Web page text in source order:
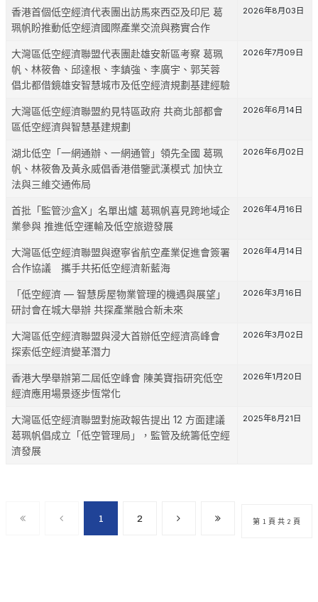
數
香港首個低空經濟代表團出訪馬來西亞及印尼 葛
珮帆盼推動低空經濟國際產業交流與務實合作
2026年8月03日
大灣區低空經濟聯盟代表團赴雄安新區考察 葛珮
帆、林筱魯、邱達根、李鎮強、李廣宇、郭芙蓉
倡北都借鏡雄安智慧城市及低空經濟規劃基建經驗
2026年7月09日
大灣區低空經濟聯盟約見特區政府 共商北部都會
區低空經濟與智慧基建規劃
2026年6月14日
湖北低空「一網通辦、一網通管」領先全國 葛珮
帆、林筱魯及黃永威倡香港借鑒武漢模式 加快立
法與三維交通佈局
2026年6月02日
首批「監管沙盒X」名單出爐 葛珮帆喜見跨地域企
業參與 推進低空運輸及低空旅遊發展
2026年4月16日
大灣區低空經濟聯盟與遼寧省航空產業促進會簽署
合作協議 攜手共拓低空經濟新藍海
2026年4月14日
「低空經濟 — 智慧房屋物業管理的機遇與展望」
研討會在城大舉辦 共探產業融合新未來
2026年3月16日
大灣區低空經濟聯盟與浸大首辦低空經濟高峰會
探索低空經濟變革潛力
2026年3月02日
香港大學舉辦第二屆低空峰會 陳美寶指研究低空
經濟應用場景逐步恆常化
2026年1月20日
大灣區低空經濟聯盟對施政報告提出 12 方面建議
葛珮帆倡成立「低空管理局」，監管及統籌低空經
濟發展
2025年8月21日
1 2 第 1 頁 共 2 頁